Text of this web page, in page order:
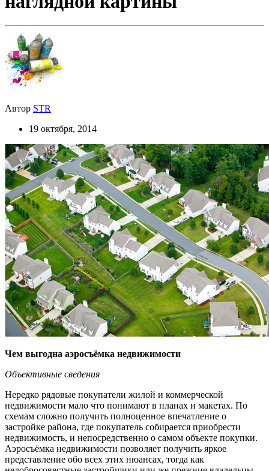
Автор STR
19 октября, 2014
Чем выгодна аэросъёмка недвижимости
Объективные сведения
Нередко рядовые покупатели жилой и коммерческой
недвижимости мало что понимают в планах и макетах. По
схемам сложно получить полноценное впечатление о
застройке района, где покупатель собирается приобрести
недвижимость, и непосредственно о самом объекте покупки.
Аэросъёмка недвижимости позволяет получить яркое
представление обо всех этих нюансах, тогда как